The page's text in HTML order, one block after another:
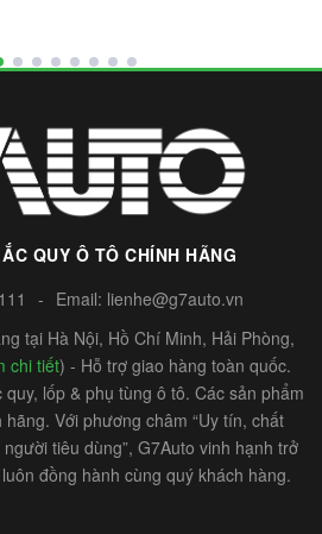
QUY Ô TÔ CHÍNH HÃNG
- Email: lienhe@g7auto.vn
tại Hà Nội, Hồ Chí Minh, Hải Phòng,
chi tiết) - Hỗ trợ giao hàng toàn quốc.
lốp & phụ tùng ô tô. Các sản phẩm
Với phương châm “Uy tín, chất
tiêu dùng”, G7Auto vinh hạnh trở
đồng hành cùng quý khách hàng.